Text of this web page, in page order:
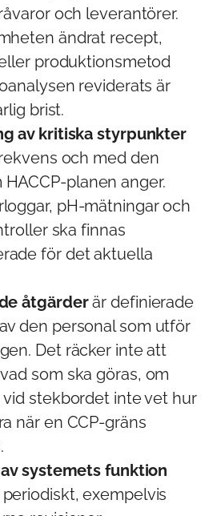
och leverantörer.
ändrat recept,
produktionsmetod
reviderats är
brist.
av kritiska styrpunkter
och med den
planen anger.
pH-mätningar och
ska finnas
för det aktuella
åtgärderär definierade
den personal som utför
Det räcker inte att
som ska göras, om
stekbordet inte vet hur
när en CCP-gräns
systemets funktion
exempelvis